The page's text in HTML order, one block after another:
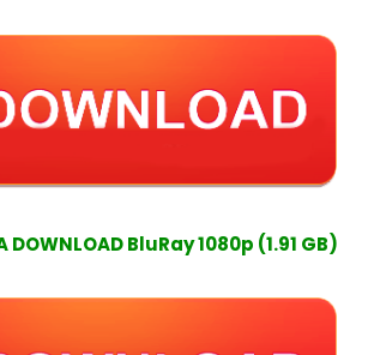
DOWNLOAD BluRay 1080p (1.91 GB)